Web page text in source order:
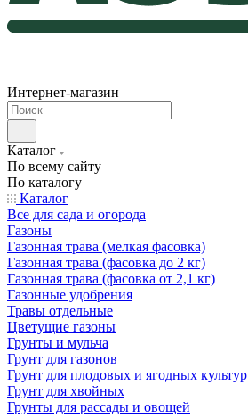
Интернет-магазин
Каталог
По всему сайту
По каталогу
Каталог
Все для сада и огорода
Газоны
Газонная трава (мелкая фасовка)
Газонная трава (фасовка до 2 кг)
Газонная трава (фасовка от 2,1 кг)
Газонные удобрения
Травы отдельные
Цветущие газоны
Грунты и мульча
Грунт для газонов
Грунт для плодовых и ягодных культур
Грунт для хвойных
Грунты для рассады и овощей